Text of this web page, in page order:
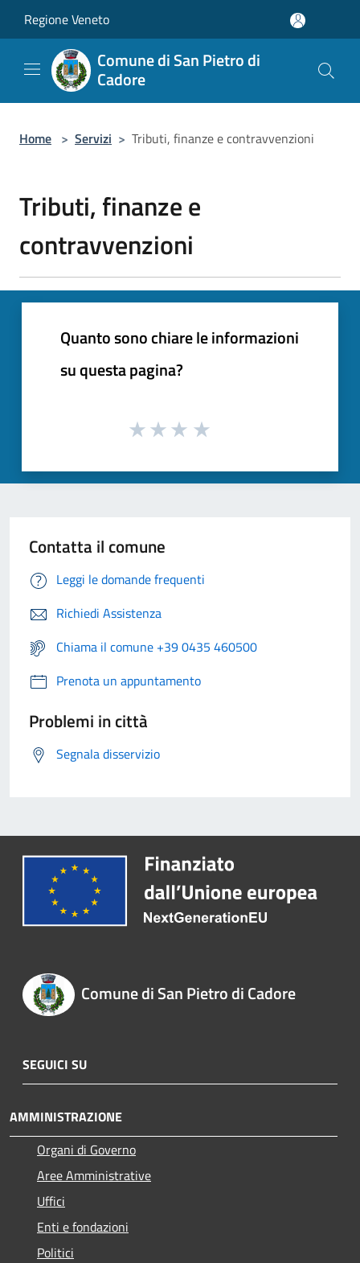
Regione Veneto
Comune di San Pietro di
Cadore
Home > Servizi > Tributi, finanze e contravvenzioni
Tributi, finanze e
contravvenzioni
Quanto sono chiare le informazioni
su questa pagina?
Contatta il comune
Leggi le domande frequenti
Richiedi Assistenza
Chiama il comune +39 0435 460500
Prenota un appuntamento
Problemi in città
Segnala disservizio
Comune di San Pietro di Cadore
SEGUICI SU
AMMINISTRAZIONE
Organi di Governo
Aree Amministrative
Uffici
Enti e fondazioni
Politici